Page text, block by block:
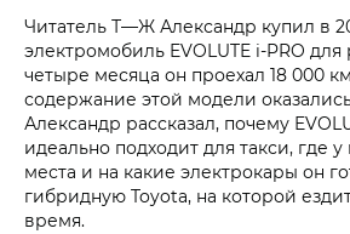
Читатель Т⁠—⁠Ж Александр купил в
электромобиль EVOLUTE i‑PRO для
четыре месяца он проехал 18 000
содержание этой модели
Александр рассказал, почему
идеально подходит для такси, где
места и на какие электрокары он
гибридную Toyota, на которой
время.